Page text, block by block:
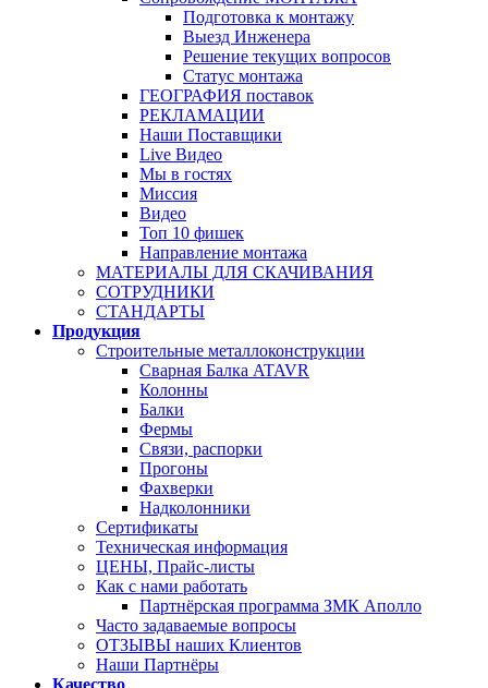
Подготовка к монтажу
Выезд Инженера
Решение текущих вопросов
Статус монтажа
ГЕОГРАФИЯ поставок
РЕКЛАМАЦИИ
Наши Поставщики
Live Видео
Мы в гостях
Миссия
Видео
Топ 10 фишек
Направление монтажа
МАТЕРИАЛЫ ДЛЯ СКАЧИВАНИЯ
СОТРУДНИКИ
СТАНДАРТЫ
Продукция
Строительные металлоконструкции
Сварная Балка ATAVR
Колонны
Балки
Фермы
Связи, распорки
Прогоны
Фахверки
Надколонники
Сертификаты
Техническая информация
ЦЕНЫ, Прайс-листы
Как с нами работать
Партнёрская программа ЗМК Аполло
Часто задаваемые вопросы
ОТЗЫВЫ наших Клиентов
Наши Партнёры